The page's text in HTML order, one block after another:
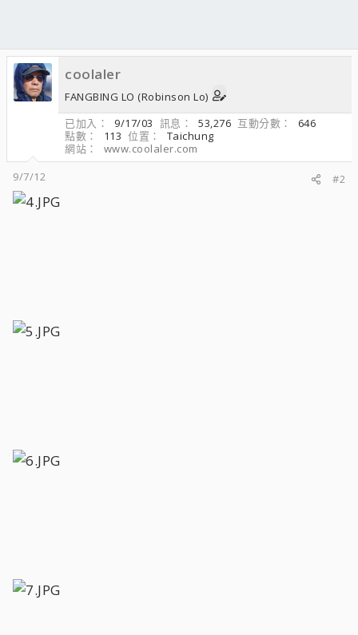
coolaler
FANGBING LO (Robinson Lo)
已加入
9/17/03 訊息 53,276 互動分數
646
點數
113 位置
Taichung
網站
www.coolaler.com
9/7/12
#2